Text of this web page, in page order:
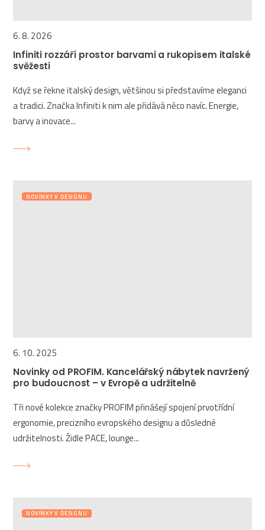
6. 8. 2026
Infiniti rozzáří prostor barvami a rukopisem italské
svěžesti
Když se řekne italský design, většinou si představíme eleganci
a tradici. Značka Infiniti k nim ale přidává něco navíc. Energie,
barvy a inovace...
NOVINKY V DESIGNU
6. 10. 2025
Novinky od PROFIM. Kancelářský nábytek navržený
pro budoucnost – v Evropě a udržitelně
Tři nové kolekce značky PROFIM přinášejí spojení prvotřídní
ergonomie, precizního evropského designu a důsledné
udržitelnosti. Židle PACE, lounge...
NOVINKY V DESIGNU